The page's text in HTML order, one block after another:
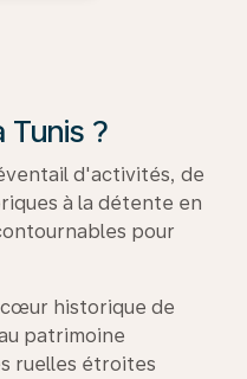
Tunis ?
d'activités, de
à la détente en
pour
cœur historique de
patrimoine
ruelles étroites